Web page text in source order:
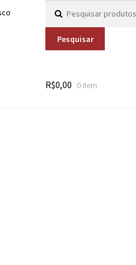
Pesquisar
R$0,00 0 item